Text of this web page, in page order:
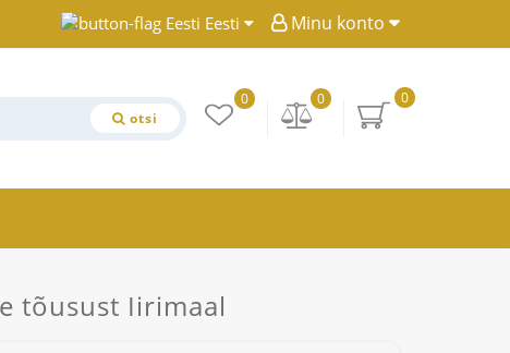
Minu konto
Eesti
otsi
0
0
0
tõusust Iirimaal